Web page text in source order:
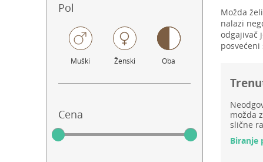
Pol
Muški Ženski Oba
Cena
Možda
nalazi
odgajivač
možda
slične
Biranje